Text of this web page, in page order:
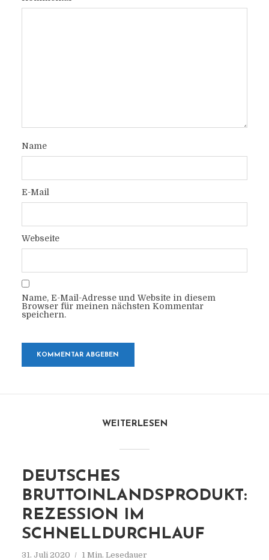
Name
E-Mail
Webseite
Name, E-Mail-Adresse und Website in diesem
Browser für meinen nächsten Kommentar
speichern.
WEITERLESEN
DEUTSCHES
BRUTTOINLANDSPRODUKT:
REZESSION IM
SCHNELLDURCHLAUF
31. Juli 2020 1 Min. Lesedauer